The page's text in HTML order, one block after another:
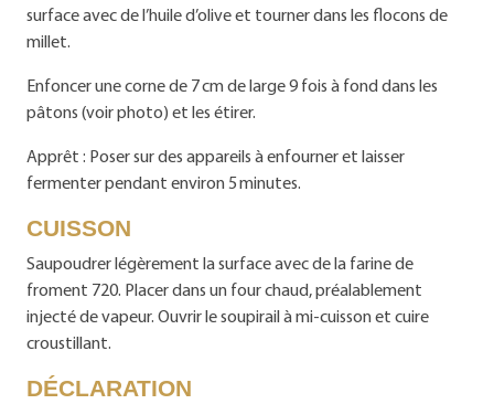
surface avec de l’huile d’olive et tourner dans les flocons de
millet.
Enfoncer une corne de 7 cm de large 9 fois à fond dans les
pâtons (voir photo) et les étirer.
Apprêt : Poser sur des appareils à enfourner et laisser
fermenter pendant environ 5 minutes.
CUISSON
Saupoudrer légèrement la surface avec de la farine de
froment 720. Placer dans un four chaud, préalablement
injecté de vapeur. Ouvrir le soupirail à mi-cuisson et cuire
croustillant.
DÉCLARATION